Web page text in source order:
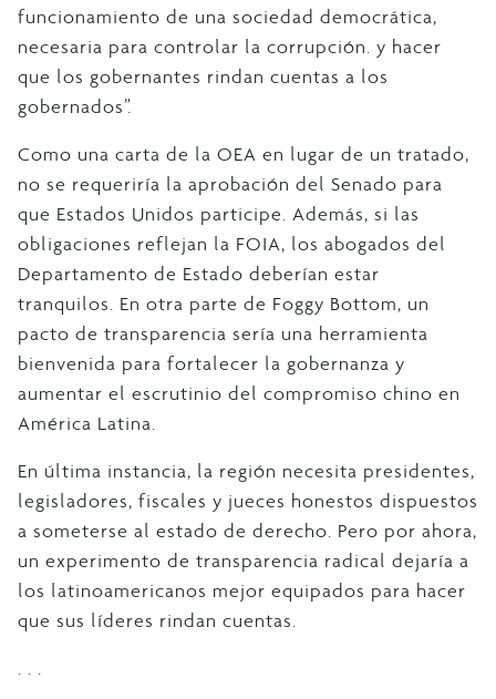
funcionamiento de una sociedad democrática,
necesaria para controlar la corrupción. y hacer
que los gobernantes rindan cuentas a los
gobernados”.
Como una carta de la OEA en lugar de un tratado,
no se requeriría la aprobación del Senado para
que Estados Unidos participe. Además, si las
obligaciones reflejan la FOIA, los abogados del
Departamento de Estado deberían estar
tranquilos. En otra parte de Foggy Bottom, un
pacto de transparencia sería una herramienta
bienvenida para fortalecer la gobernanza y
aumentar el escrutinio del compromiso chino en
América Latina.
En última instancia, la región necesita presidentes,
legisladores, fiscales y jueces honestos dispuestos
a someterse al estado de derecho. Pero por ahora,
un experimento de transparencia radical dejaría a
los latinoamericanos mejor equipados para hacer
que sus líderes rindan cuentas.
. . .